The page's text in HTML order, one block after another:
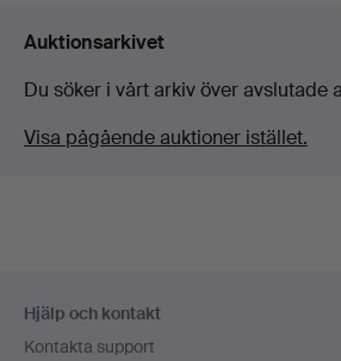
Auktionsarkivet
Du söker i vårt arkiv över avslutade
Visa pågående auktioner istället.
Hjälp och kontakt
Kontakta support